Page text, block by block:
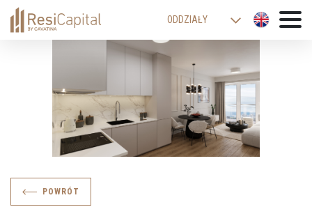
ODDZIAŁY
KRAKÓW
ŁÓDŹ
WROCŁAW
POWRÓT